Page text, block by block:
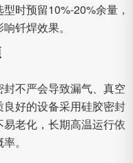
时预留10%-20%余量，
钎焊效果。
不严会导致漏气、真空
好的设备采用硅胶密封
老化，长期高温运行依
。